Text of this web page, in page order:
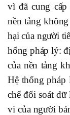
vì đã cung
nền tảng
hại của người
hổng pháp lý:
của nền tảng
Hệ thống pháp
chế đối soát
vi của người